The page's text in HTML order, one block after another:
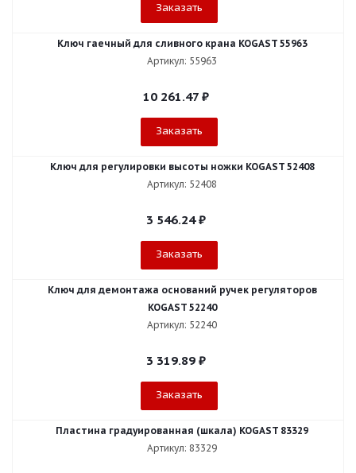
Заказать
Ключ гаечный для сливного крана KOGAST 55963
Артикул: 55963
10 261.47 ₽
Заказать
Ключ для регулировки высоты ножки KOGAST 52408
Артикул: 52408
3 546.24₽
Заказать
Ключ для демонтажа оснований ручек регуляторов
KOGAST 52240
Артикул: 52240
3 319.89 ₽
Заказать
Пластина градуированная (шкала) KOGAST 83329
Артикул: 83329